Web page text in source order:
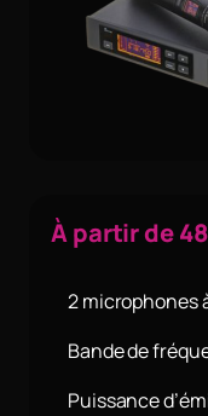
À partir de
2 microphones
Bande de
Puissance